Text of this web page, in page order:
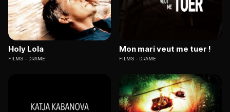
Holy Lola
FILMS DRAME
Mon mari veut me tuer !
FILMS DRAME